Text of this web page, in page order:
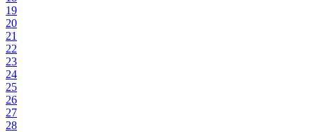
19
20
21
22
23
24
25
26
27
28